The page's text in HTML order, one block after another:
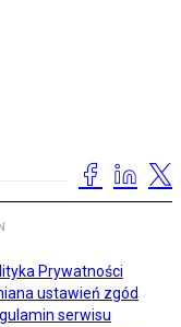
Prywatności
ustawień zgód
serwisu